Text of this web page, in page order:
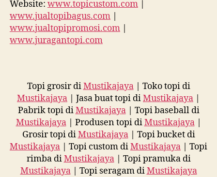
Website: www.topicustom.com |
www.jualtopibagus.com |
www.jualtopipromosi.com |
www.juragantopi.com
Topi grosir diMustikajaya| Toko topi di
Mustikajaya | Jasa buat topi diMustikajaya |
Pabrik topi diMustikajaya| Topi baseball di
Mustikajaya| Produsen topi diMustikajaya|
Grosir topi diMustikajaya| Topi bucket di
Mustikajaya | Topi custom diMustikajaya | Topi
rimba diMustikajaya| Topi pramuka di
Mustikajaya| Topi seragam diMustikajaya